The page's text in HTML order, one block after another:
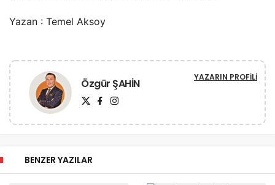
Yazan : Temel Aksoy
Özgür ŞAHİN YAZARIN PROFILI
BENZER YAZILAR